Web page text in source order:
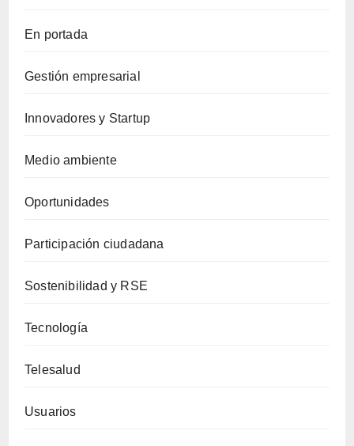
En portada
Gestión empresarial
Innovadores y Startup
Medio ambiente
Oportunidades
Participación ciudadana
Sostenibilidad y RSE
Tecnología
Telesalud
Usuarios